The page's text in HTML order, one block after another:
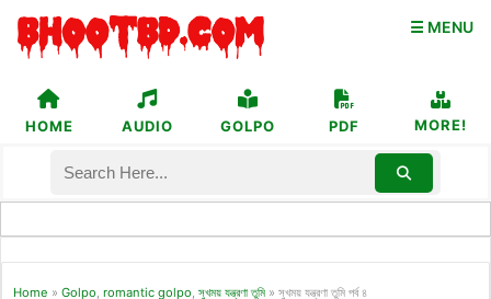
☰ MENU
HOME AUDIO GOLPO PDF MORE!
Home » Golpo, romantic golpo, সুখময় যন্ত্রণা তুমি » সুখময় যন্ত্রণা তুমি পর্ব ৪